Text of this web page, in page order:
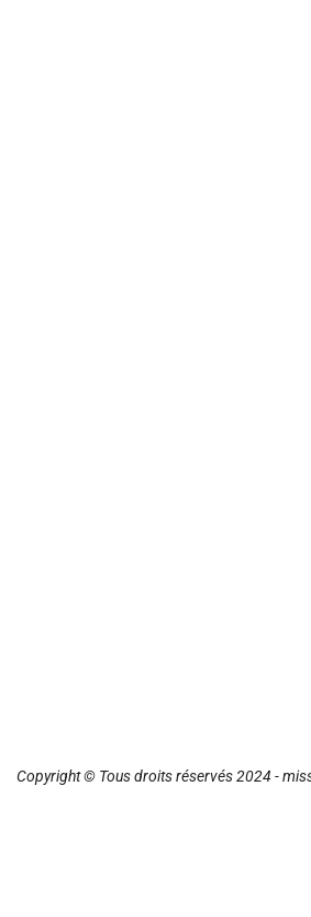
Copyright © Tous droits réservés 2024 -